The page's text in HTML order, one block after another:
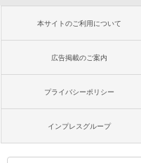
本サイトのご利用について
広告掲載のご案内
プライバシーポリシー
インプレスグループ